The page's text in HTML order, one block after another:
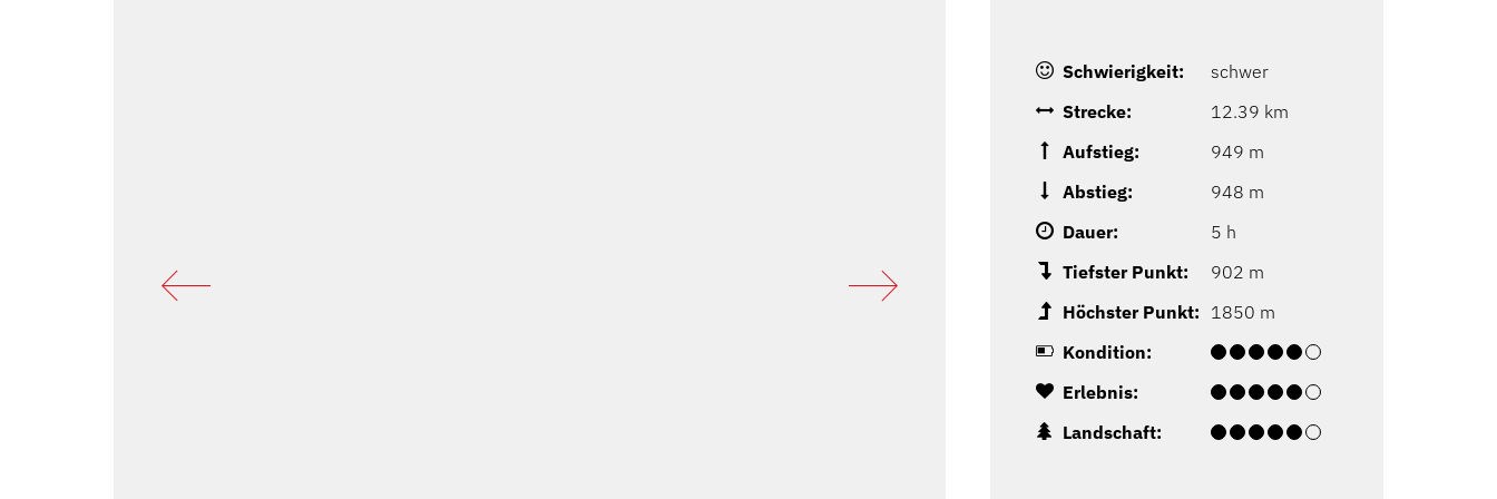
Schwierigkeit:
schwer
Strecke:
12.39 km
Aufstieg:
949 m
Abstieg:
948 m
Dauer:
5 h
Tiefster Punkt:
902 m
Höchster Punkt: 1850 m
Kondition:
Erlebnis:
Landschaft: